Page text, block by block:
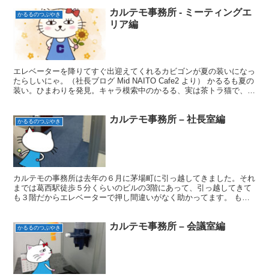
かるるのつぶやき
カルテモ事務所 ‐ ミーティングエ
リア編
エレベーターを降りてすぐ出迎えてくれるカビゴンが夏の装いになっ
たらしいにゃ。（社長ブログ Mid NAITO Cafe2 より） かるるも夏の
装い。ひまわりを発見。キャラ模索中のかるる、実は茶トラ猫で、最
かるるのつぶやき カルテモ事務所 – 社長室編
カルテモの事務所は去年の６月に茅場町に引っ越してきました。それ
までは葛西駅徒歩５分くらいのビルの3階にあって、引っ越してきて
も３階だからエレベーターで押し間違いがなく助かってます。 もう
かるるのつぶやき カルテモ事務所 – 会議室編